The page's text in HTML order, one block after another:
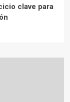
clave para